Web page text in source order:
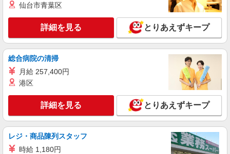
仙台市青葉区
詳細を見る とりあえずキープ
総合病院の清掃
月給 257,400円
港区
詳細を見る とりあえずキープ
レジ・商品陳列スタッフ
時給 1,180円